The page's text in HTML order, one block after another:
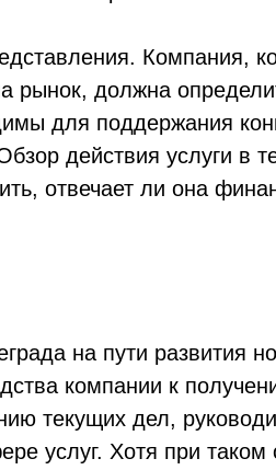
Компания,
рынок, должна
для поддержания
действия услуги в
отвечает ли она
на пути развития
компании к
текущих дел,
услуг. Хотя при